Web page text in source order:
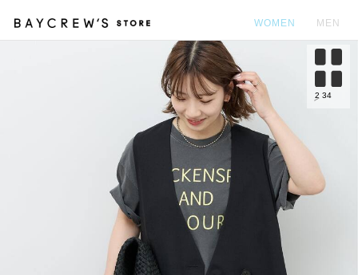
WOMEN MEN
2 34